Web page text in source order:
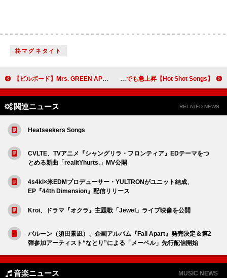
柊マグネタイト
【ビルボード】Mrs. GREEN APPLE「ライラック」DLソング首位キープ 幾田りら新曲が2位に 【Hot Shot Songs】BOYNEXTDOOR「IF I SAY, I LOVE YOU」首位、韓国チャート上昇中のBABYMONSTER「DRIP」が日本でも急上昇
関連ニュース RELATED NEWS
Heatseekers Songs
CVLTE、TVアニメ『シャングリラ・フロンティア』EDテーマをつ
とめる新曲「realitYhurts.」MV公開
4s4ki×米EDMプロデューサー・YULTRONがユニット結成、
EP『44th Dimension』配信リリース
Kroi、ドラマ『オクラ』主題歌「Jewel」ライブ映像を公開
バルーン（須田景凪）、企画アルバム『Fall Apart』発売決定＆第2
弾参加アーティスト“なとり”による「メーベル」先行配信開始
音楽ニュース MUSIC NEWS